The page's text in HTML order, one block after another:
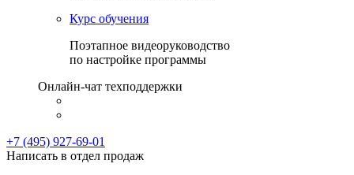
Курс обучения
Поэтапное видеоруководство
по настройке программы
Онлайн-чат техподдержки
+7 (495) 927-69-01
Написать в отдел продаж